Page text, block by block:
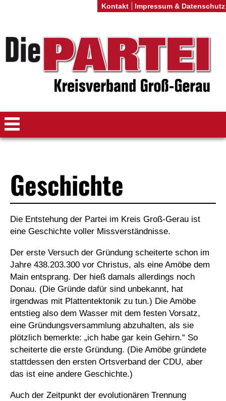
Geschichte
Die Entstehung der Partei im Kreis Groß-Gerau ist
eine Geschichte voller Missverständnisse.
Der erste Versuch der Gründung scheiterte schon im
Jahre 438.203.300 vor Christus, als eine Amöbe dem
Main entsprang. Der hieß damals allerdings noch
Donau. (Die Gründe dafür sind unbekannt, hat
irgendwas mit Plattentektonik zu tun.) Die Amöbe
entstieg also dem Wasser mit dem festen Vorsatz,
eine Gründungsversammlung abzuhalten, als sie
plötzlich bemerkte: „ich habe gar kein Gehirn.“ So
scheiterte die erste Gründung. (Die Amöbe gründete
stattdessen den ersten Ortsverband der CDU, aber
das ist eine andere Geschichte.)
Auch der Zeitpunkt der evolutionären Trennung
Kontakt Impressum & Datenschutz